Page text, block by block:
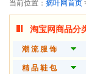
当前位置： 摘叶网首页
淘宝网商品分
潮 流 服 饰
品 牌 女 装
精 品 鞋 包